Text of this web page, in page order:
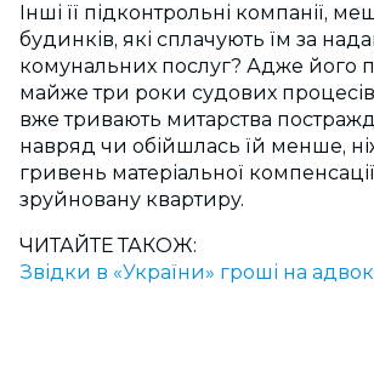
Інші її підконтрольні компанії,
будинків, які сплачують їм за
комунальних послуг? Адже його
майже три роки судових процесів
вже тривають митарства
навряд чи обійшлась їй менше,
гривень матеріальної
зруйновану квартиру.
ЧИТАЙТЕ ТАКОЖ:
Звідки в «України» гроші на